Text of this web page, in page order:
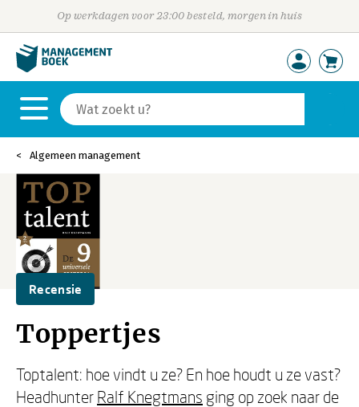
Op werkdagen voor 23:00 besteld, morgen in huis
Algemeen management
Recensie
Toppertjes
Toptalent: hoe vindt u ze? En hoe houdt u ze vast?
Headhunter Ralf Knegtmans ging op zoek naar de